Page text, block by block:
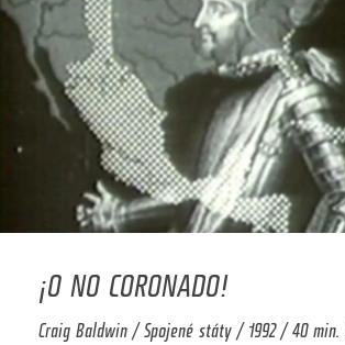
¡O NO CORONADO!
Craig Baldwin / Spojené státy / 1992 / 40 min.